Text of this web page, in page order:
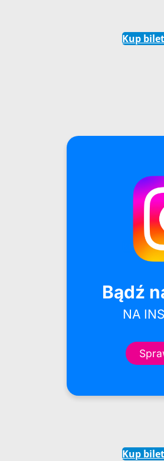
Kup
Kup
Kup